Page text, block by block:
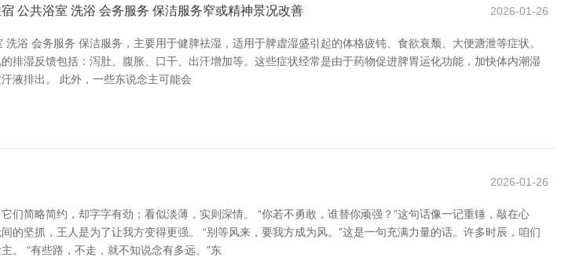
公共浴室 洗浴 会务服务 保洁服务窄或精神景况改善 2026-01-26
浴 会务服务 保洁服务，主要用于健脾祛湿，适用于脾虚湿盛引起的体格疲钝、食欲衰颓、大便溏泄等症状。
排湿反馈包括：泻肚、腹胀、口干、出汗增加等。这些症状经常是由于药物促进脾胃运化功能，加快体内潮湿
液排出。 此外，一些东说念主可能会
2026-01-26
简略简约，却字字有劲；看似淡薄，实则深情。 “你若不勇敢，谁替你顽强？”这句话像一记重锤，敲在心
坚抓，王人是为了让我方变得更强。 “别等风来，要我方成为风。”这是一句充满力量的话。许多时辰，咱们
。 “有些路，不走，就不知说念有多远。”东